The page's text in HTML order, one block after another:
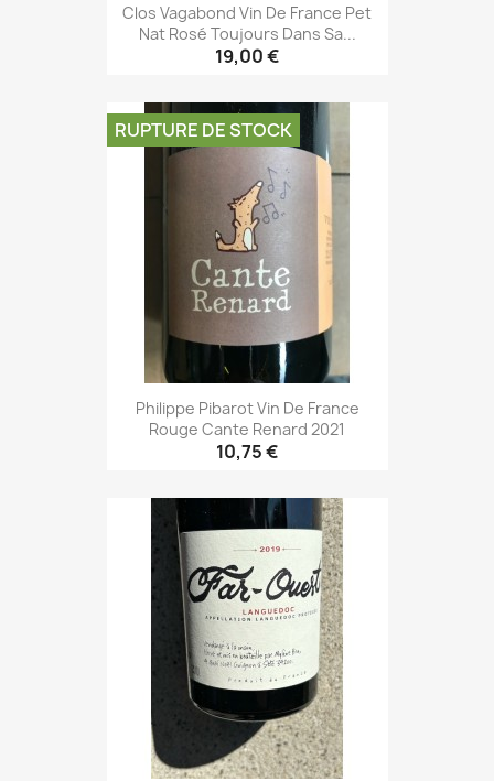
Clos Vagabond Vin De France Pet
Nat Rosé Toujours Dans Sa...
19,00 €
Philippe Pibarot Vin De France
Rouge Cante Renard 2021
10,75 €
RUPTURE DE STOCK